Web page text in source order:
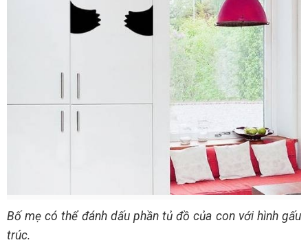
Bố mẹ có thể đánh dấu phần tủ đồ của con với hình gấu
trúc.